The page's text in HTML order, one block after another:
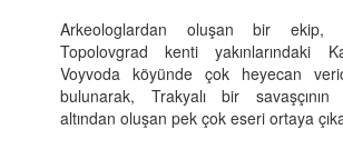
Arkeologlardan oluşan bir ekip,
Topolovgrad kenti yakınlarındaki
Voyvoda köyünde çok heyecan
bulunarak, Trakyalı bir savaşçının
altından oluşan pek çok eseri ortaya